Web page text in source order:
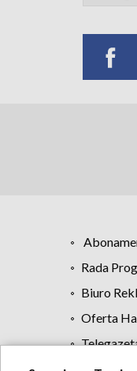
Rada
Biuro
Oferta